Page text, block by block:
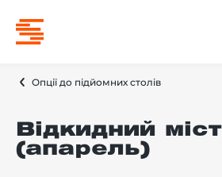
Опції до підйомних столів
Відкидний міст
(апарель)